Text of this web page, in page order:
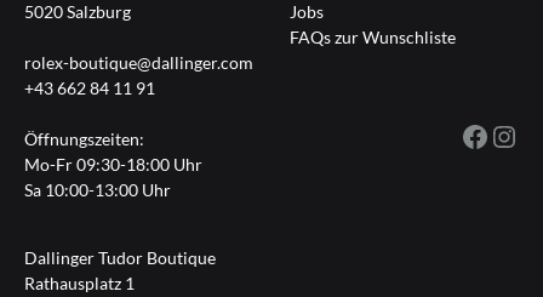
5020 Salzburg
rolex-boutique@dallinger.com
+43 662 84 11 91
Öffnungszeiten:
Mo-Fr 09:30-18:00 Uhr
Sa 10:00-13:00 Uhr
Dallinger Tudor Boutique
Rathausplatz 1
Jobs
FAQs zur Wunschliste